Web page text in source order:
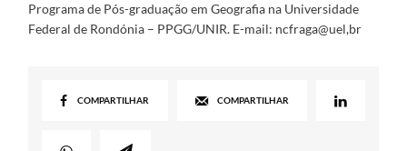
Programa de Pós-graduação em Geografia na Universidade
Federal de Rondónia – PPGG/UNIR. E-mail: ncfraga@uel,br
COMPARTILHAR COMPARTILHAR